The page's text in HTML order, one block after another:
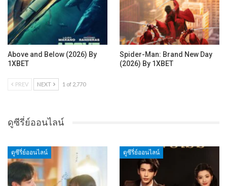
Above and Below (2026) By
1XBET
Spider-Man: Brand New Day
(2026) By 1XBET
PREV NEXT 1 of 2,770
ดูซีรี่ย์ออนไลน์
ดูซีรี่ย์ออนไลน์ ดูซีรี่ย์ออนไลน์